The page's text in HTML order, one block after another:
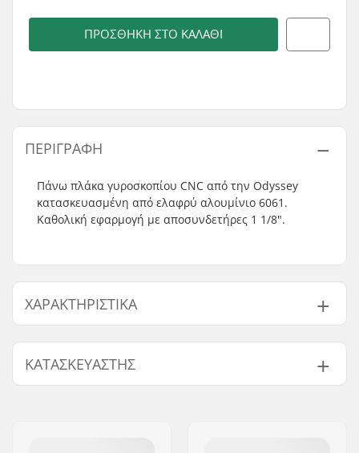
ΠΡΟΣΘΉΚΗ ΣΤΟ ΚΑΛΆΘΙ
ΠΕΡΙΓΡΑΦΉ
Πάνω πλάκα γυροσκοπίου CNC από την Odyssey
κατασκευασμένη από ελαφρύ αλουμίνιο 6061.
Καθολική εφαρμογή με αποσυνδετήρες 1 1/8".
ΧΑΡΑΚΤΗΡΙΣΤΙΚΆ
Συμβατό με Gyro:
Ναι
Βάρος:
ΚΑΤΑΣΚΕΥΑΣΤΉΣ